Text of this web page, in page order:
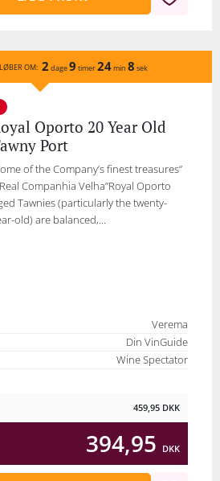
OM: 2 dage9 timer24min 8 sek
Oporto 20 Year Old
Port
of the Company’s finest treasures”
Companhia Velha”Royal Oporto
Tawnies (particularly the twenty-
old) are balanced,...
Verema
Din VinGuide
Wine Spectator
459,95 DKK
394,95 DKK